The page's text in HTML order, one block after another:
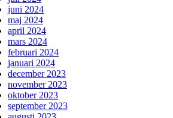
juni 2024
maj 2024
april 2024
mars 2024
februari 2024
januari 2024
december 2023
november 2023
oktober 2023
september 2023